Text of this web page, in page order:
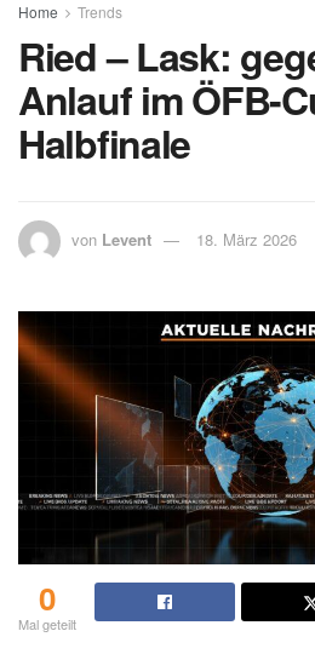
Home Trends
Ried – Lask:
Anlauf im ÖFB-
Halbfinale
von Levent 18. März 2026
0
Mal geteilt